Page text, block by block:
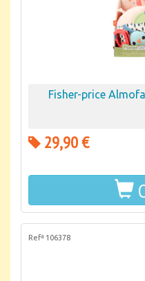
Fisher-price
29,90 €
Refª 106378